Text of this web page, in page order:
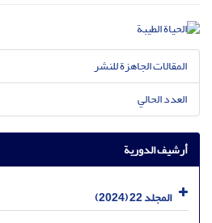
المقالات الجاهزة للنشر
العدد الحالي
أرشيف الدورية
المجلد 22 (2024)